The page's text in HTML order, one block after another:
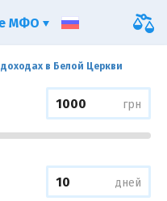
в Белой Церкви
грн
дней
МФО